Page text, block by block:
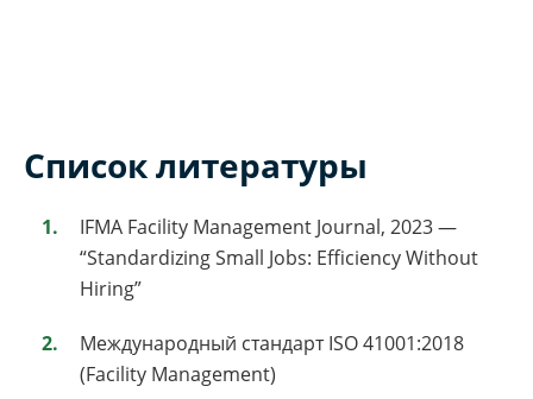
Список литературы
IFMA Facility Management Journal, 2023 —
“Standardizing Small Jobs: Efficiency Without
Hiring”
Международный стандарт ISO 41001:2018
(Facility Management)